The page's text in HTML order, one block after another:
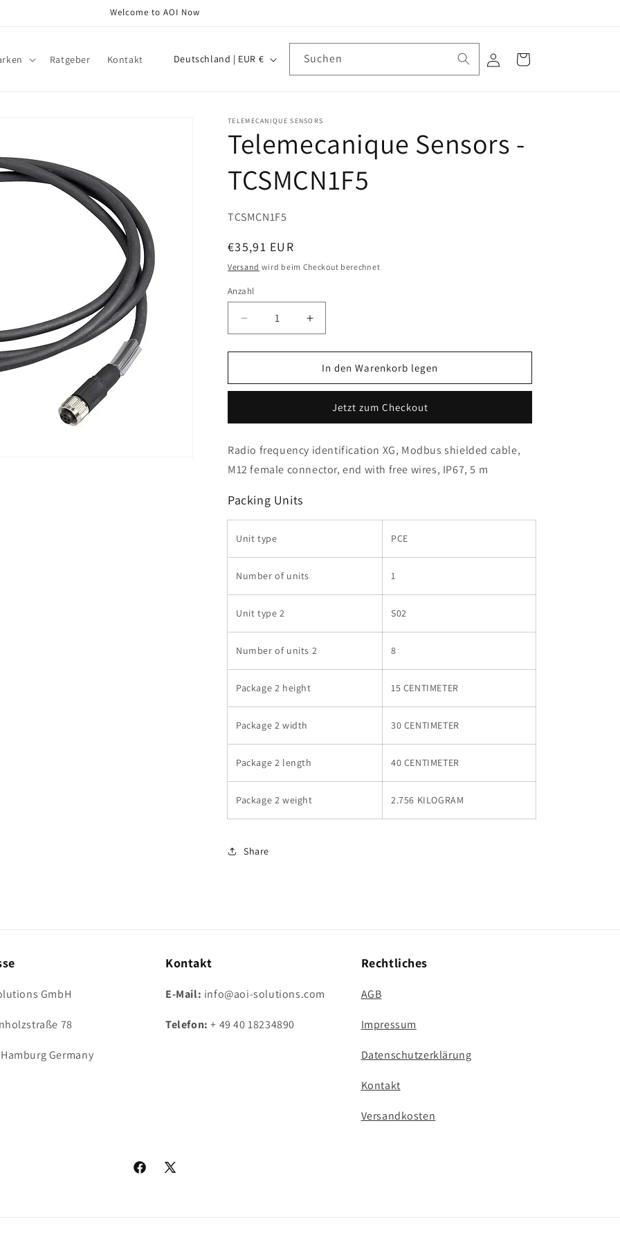
Welcome to AOI Now
Ratgeber Kontakt Deutschland | EUR € Suchen EinloggenWarenkorb
TELEMECANIQUE SENSORS
Telemecanique Sensors -
TCSMCN1F5
SKU:
TCSMCN1F5
Normaler
Preis
€35,91 EUR
Versand wird beim Checkout berechnet
Anzahl
Verringere
die
Menge
Telemecanique
TCSMCN1F5
Erhöhe
die
Menge
für
Telemecanique
TCSMCN1F5
In den Warenkorb legen
Jetzt zum Checkout
Radio frequency identification XG, Modbus shielded cable,
M12 female connector, end with free wires, IP67, 5 m
Packing Units
Unit type PCE
Number of units 1
Unit type 2 S02
Number of units 2 8
Package 2 height 15 CENTIMETER
Package 2 width 30 CENTIMETER
Package 2 length 40 CENTIMETER
Package 2 weight 2.756 KILOGRAM
Share
GmbH
78
Germany
Kontakt
E-Mail: info@aoi-solutions.com
Telefon:+ 49 40 18234890
Rechtliches
AGB
Impressum
Datenschutzerklärung
Kontakt
Versandkosten
Facebook
X